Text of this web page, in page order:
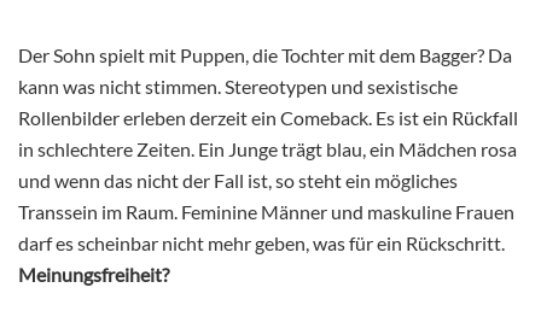
Der Sohn spielt mit Puppen, die Tochter mit dem Bagger? Da
kann was nicht stimmen. Stereotypen und sexistische
Rollenbilder erleben derzeit ein Comeback. Es ist ein Rückfall
in schlechtere Zeiten. Ein Junge trägt blau, ein Mädchen rosa
und wenn das nicht der Fall ist, so steht ein mögliches
Transsein im Raum. Feminine Männer und maskuline Frauen
darf es scheinbar nicht mehr geben, was für ein Rückschritt.
Meinungsfreiheit?